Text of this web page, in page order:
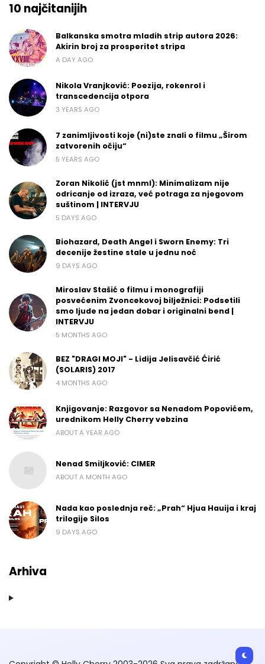
10 najčitanijih
Balkanska smotra mladih strip autora 2026:
Akirin broj za prosperitet stripa
A DAY AGO
Nikola Vranjković: Poezija, rokenrol i
transcedencija otpora
3 YEARS AGO
7 zanimljivosti koje (ni)ste znali o filmu „Širom
zatvorenih očiju“
5 YEARS AGO
Zoran Nikolić (jst mnml): Minimalizam nije
odricanje od izraza, već potraga za njegovom
suštinom | INTERVJU
5 DAYS AGO
Biohazard, Death Angel i Sworn Enemy: Tri
decenije žestine stale u jednu noć
9 DAYS AGO
Miroslav Stašić o filmu i monografiji
posvećenim Zvoncekovoj bilježnici: Podsetili
smo ljude na jedan dobar i originalni bend |
INTERVJU
5 MONTHS AGO
BEZ "DRAGI MOJI" - Lidija Jelisavčić Ćirić
(SOLARIS) 2017
4 MONTHS AGO
Knjigovanje: Razgovor sa Nenadom Popovićem,
urednikom Helly Cherry vebzina
ABOUT A YEAR AGO
Nenad Smiljković: CIMER
ABOUT A MONTH AGO
Nada kao poslednja reč: „Prah“ Hjua Hauija i kraj
trilogije Silos
9 DAYS AGO
Arhiva